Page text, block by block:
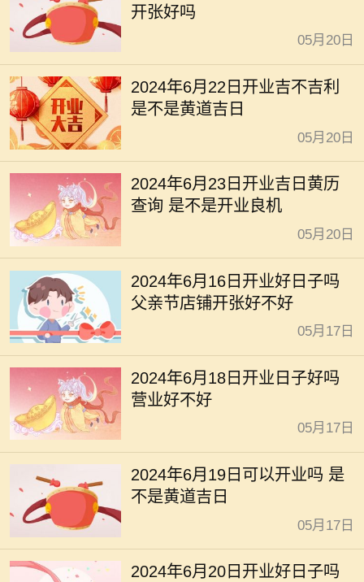
开张好吗
05月20日
2024年6月22日开业吉不吉利
是不是黄道吉日
05月20日
2024年6月23日开业吉日黄历
查询 是不是开业良机
05月20日
2024年6月16日开业好日子吗
父亲节店铺开张好不好
05月17日
2024年6月18日开业日子好吗
营业好不好
05月17日
2024年6月19日可以开业吗 是
不是黄道吉日
05月17日
2024年6月20日开业好日子吗